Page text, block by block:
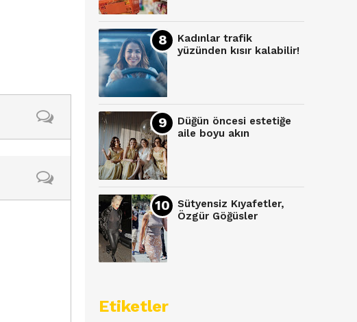
Kadınlar trafik
yüzünden kısır kalabilir!
Düğün öncesi estetiğe
aile boyu akın
Sütyensiz Kıyafetler,
Özgür Göğüsler
Etiketler